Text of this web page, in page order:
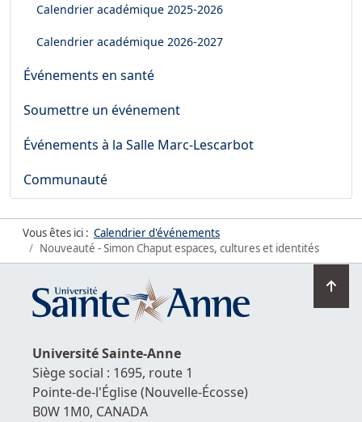
Calendrier académique 2025-2026
Calendrier académique 2026-2027
Événements en santé
Soumettre un événement
Événements à la Salle Marc-Lescarbot
Communauté
Vous êtes ici : Calendrier d'événements
Nouveauté - Simon Chaput espaces, cultures et identités
en
UniversitéSainte-Anne
Siège social : 1695, route 1
Pointe-de-l'Église(Nouvelle-Écosse)
B0W 1M0, CANADA